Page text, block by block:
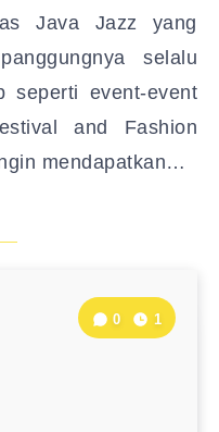
Java Jazz yang
selalu
seperti event-event
and Fashion
mendapatkan…
0 1